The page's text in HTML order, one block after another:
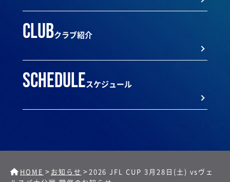
clubクラブ紹介
scheduleスケジュール
HOME > お知らせ >2026 JFL CUP 3月28日(土) vsヴェ